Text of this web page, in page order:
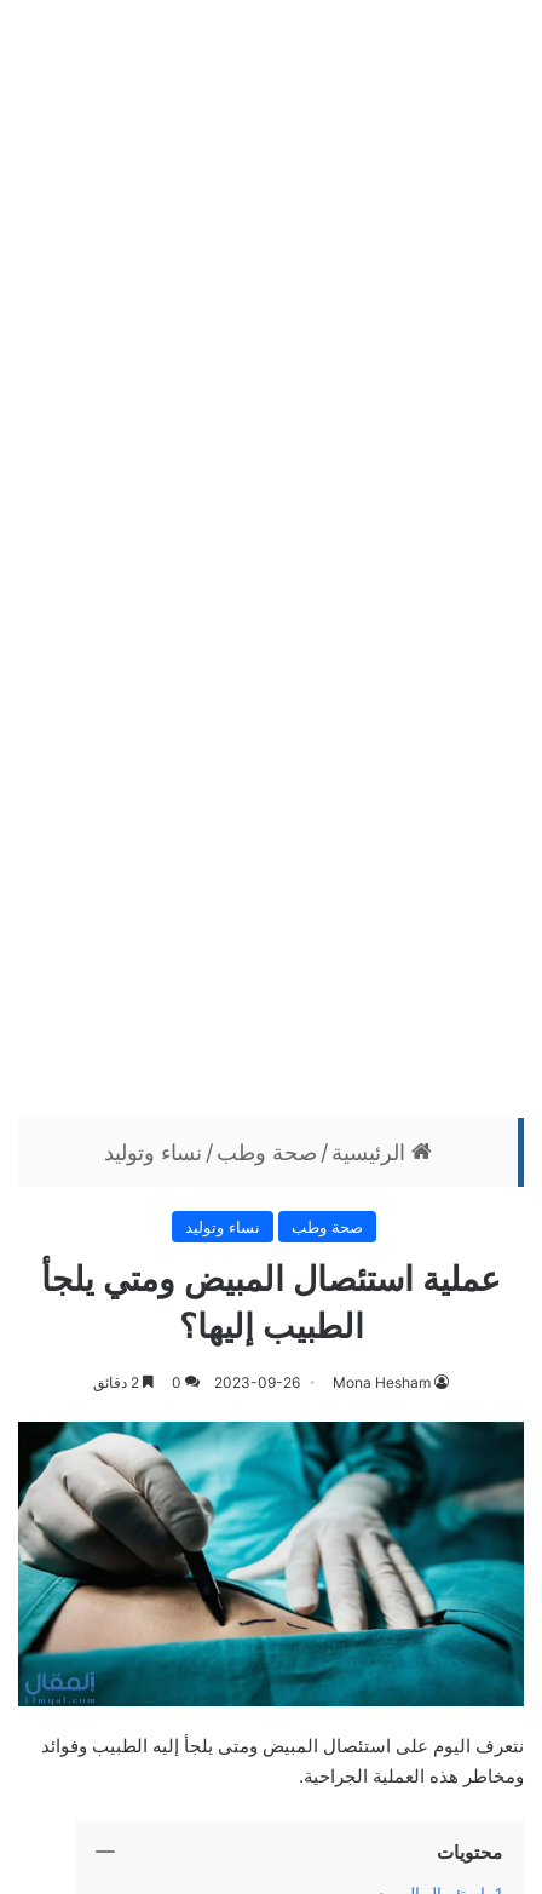
الرئيسية/ صحة وطب/ نساء وتوليد
صحة وطب نساء وتوليد
عملية استئصال المبيض ومتي يلجأ
الطبيب إليها؟
Mona Hesham
2023-09-26
0
نتعرف اليوم على استئصال المبيض ومتى يلجأ إليه الطبيب وفوائد
ومخاطر هذه العملية الجراحية.
محتويات